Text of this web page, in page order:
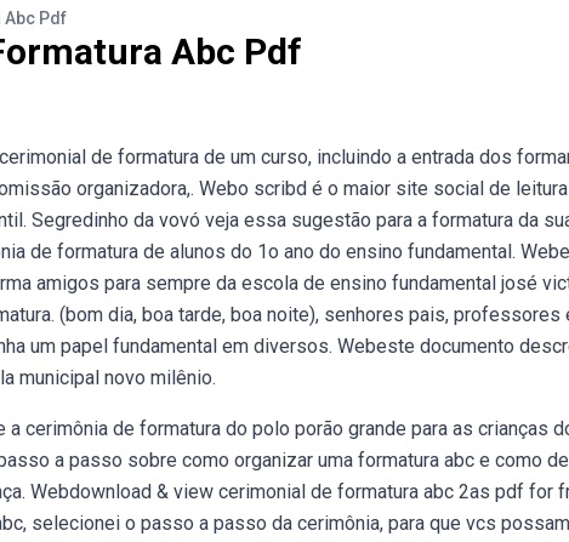
Abc Pdf
Abc Pdf
de formatura de um curso, incluindo a entrada dos
organizadora,. Webo scribd é o maior site social de
Segredinho da vovó veja essa sugestão para a formatura da
de formatura de alunos do 1o ano do ensino fundamental.
amigos para sempre da escola de ensino fundamental josé
(bom dia, boa tarde, boa noite), senhores pais, professores
um papel fundamental em diversos. Webeste documento
municipal novo milênio.
cerimônia de formatura do polo porão grande para as crianças
a passo sobre como organizar uma formatura abc e como
Webdownload & view cerimonial de formatura abc 2as pdf for
selecionei o passo a passo da cerimônia, para que vcs